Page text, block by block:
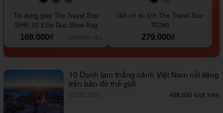
#000000#964B00
Túi đựng giày The Travel Star
SHB_02 Elite Duo Shoe Bag
169.000₫
-15%
Gối cổ du lịch The Travel Star
TC360
279.000₫
10 Danh lam thắng cảnh Việt Nam nổi tiếng
trên bản đồ thế giới
03.03.2026 488,630 lượt xem